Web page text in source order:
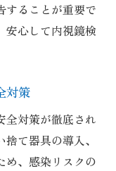
することが重要で
安心して内視鏡検
対策
全対策が徹底され
て器具の導入、
め、感染リスクの